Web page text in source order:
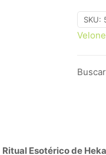
SKU:
Buscar
Ritual Esotérico de